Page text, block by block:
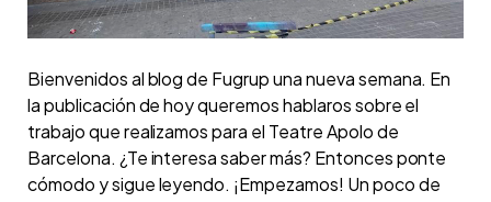
Bienvenidos al blog de Fugrup una nueva semana. En
la publicación de hoy queremos hablaros sobre el
trabajo que realizamos para el Teatre Apolo de
Barcelona. ¿Te interesa saber más? Entonces ponte
cómodo y sigue leyendo. ¡Empezamos! Un poco de